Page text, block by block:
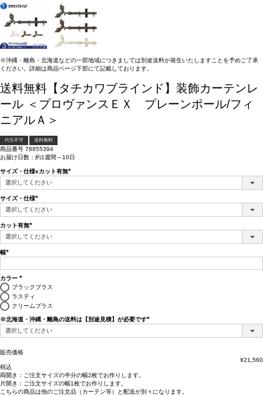
※沖縄・離島・北海道などの一部地域につきましては別途送料が発生いたしますことを予めご了承
ください。詳細は商品ページ下部にて記載しております。
送料無料【タチカワブラインド】装飾カーテンレ
ール ＜プロヴァンスＥＸ プレーンポール/フィ
ニアルＡ＞
代引不可 送料無料
商品番号 78855394
お届け日数：約1週間～10日
サイズ・仕様xカット有無
須)
サイズ・仕様
(必
須)
カット有無
(必
須)
幅
須)
カラー
(必
須)
ブラックブラス
ラスティ
クリームブラス
※北海道・沖縄・離島の送料は【別途見積】が必要です
須)
販売価格
¥21,560
税込
両開き： ご注文サイズの半分の幅2枚でお作りします。
片開き： ご注文サイズの幅1枚でお作りします。
こちらの商品は他のご注文品（カーテン等）と配送が別々 になります。